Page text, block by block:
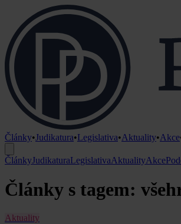
Články•Judikatura•Legislativa•Aktuality•Akce
ČlánkyJudikaturaLegislativaAktualityAkce
Články s tagem:
Aktuality